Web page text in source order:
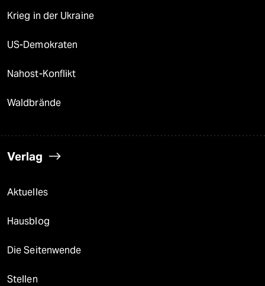
Krieg in der Ukraine
US-Demokraten
Nahost-Konflikt
Waldbrände
Verlag
Aktuelles
Hausblog
Die Seitenwende
Stellen